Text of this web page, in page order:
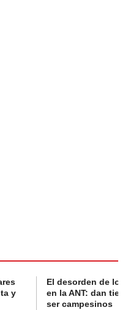
y
El desorden de
en la ANT: dan
ser campesinos